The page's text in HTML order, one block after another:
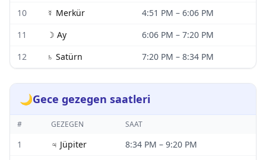
10
☿ Merkür 4:51 PM – 6:06 PM
11
☽ Ay 6:06 PM – 7:20 PM
12
♄ Satürn 7:20 PM – 8:34 PM
🌙Gece gezegen saatleri
# GEZEGEN SAAT
1 ♃ Jüpiter 8:34 PM – 9:20 PM